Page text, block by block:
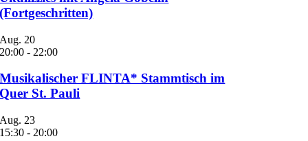
(Fortgeschritten)
Aug. 20
20:00 - 22:00
Musikalischer FLINTA* Stammtisch im
Quer St. Pauli
Aug. 23
15:30 - 20:00